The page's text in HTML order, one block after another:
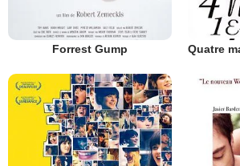
Forrest Gump